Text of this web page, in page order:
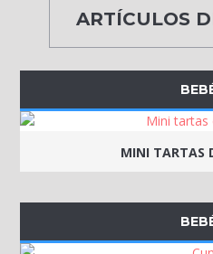
ARTÍCULOS
MINI TARTAS